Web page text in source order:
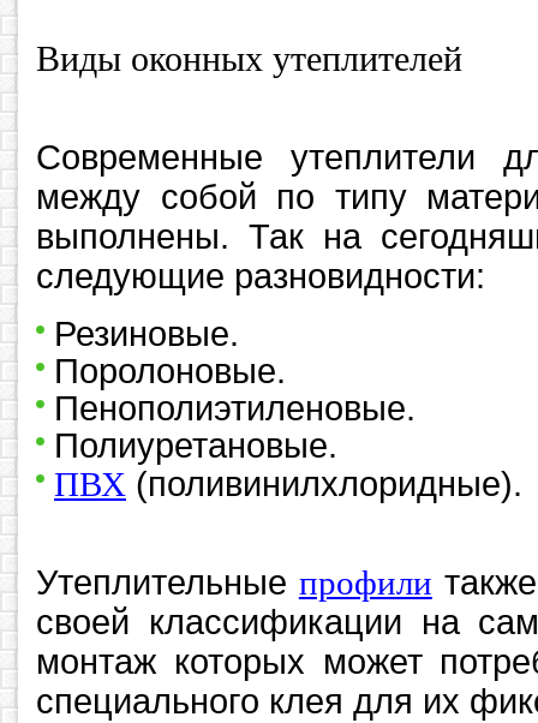
Виды оконных утеплителей
Современные утеплители
между собой по типу
выполнены. Так на
следующие разновидности:
Резиновые.
Поролоновые.
Пенополиэтиленовые.
Полиуретановые.
ПВХ (поливинилхлоридные).
Утеплительные профили
своей классификации на
монтаж которых может
специального клея для их